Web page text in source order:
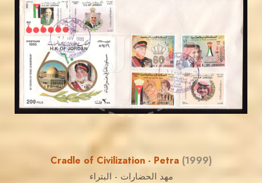
JS
JORDANSTAMPS.COM
EST. 2007
Cradle of Civilization - Petra (1999)
مهد الحضارات - البتراء